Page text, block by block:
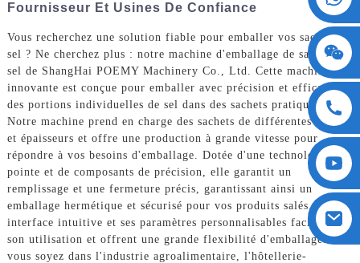
Fournisseur Et Usines De Confiance
Vous recherchez une solution fiable pour emballer vos sachets de
sel ? Ne cherchez plus : notre machine d'emballage de sachets de
sel de ShangHai POEMY Machinery Co., Ltd. Cette machine
innovante est conçue pour emballer avec précision et efficacité
des portions individuelles de sel dans des sachets pratiques.
Notre machine prend en charge des sachets de différentes tailles
et épaisseurs et offre une production à grande vitesse pour
répondre à vos besoins d'emballage. Dotée d'une technologie de
pointe et de composants de précision, elle garantit un
remplissage et une fermeture précis, garantissant ainsi un
emballage hermétique et sécurisé pour vos produits salés. Son
interface intuitive et ses paramètres personnalisables facilitent
son utilisation et offrent une grande flexibilité d'emballage. Que
vous soyez dans l'industrie agroalimentaire, l'hôtellerie-